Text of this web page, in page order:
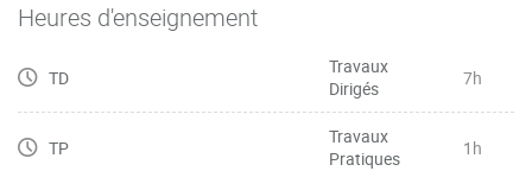
Heures d'enseignement
TD
Travaux
Dirigés
7h
TP
Travaux
Pratiques
1h